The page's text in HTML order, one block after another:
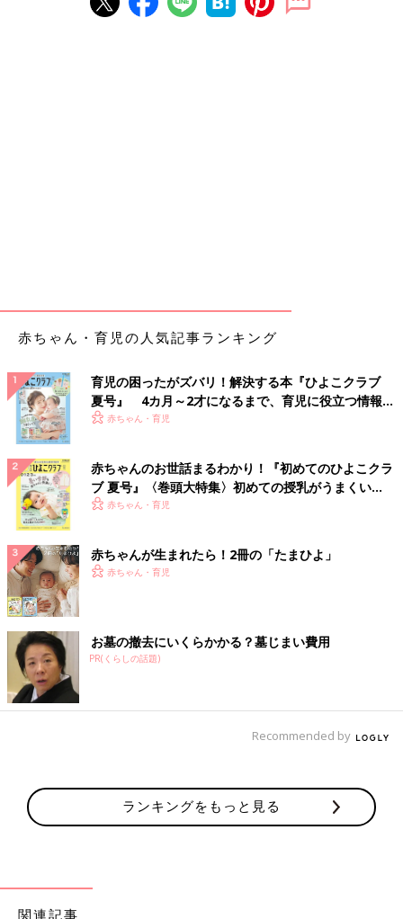
赤ちゃん・育児の人気記事ランキング
育児の困ったがズバリ！解決する本『ひよこクラブ
夏号』 4カ月～2才になるまで、育児に役立つ情報が
いっぱい！
赤ちゃん・育児
赤ちゃんのお世話まるわかり！『初めてのひよこクラ
ブ 夏号』〈巻頭大特集〉初めての授乳がうまくい
く！ おっぱい・ミルクの基本と夏のトラブル 解決テ
赤ちゃん・育児
赤ちゃんが生まれたら！2冊の「たまひよ」
赤ちゃん・育児
お墓の撤去にいくらかかる？墓じまい費用
PR(くらしの話題)
Recommended by
ランキングをもっと見る
関連記事